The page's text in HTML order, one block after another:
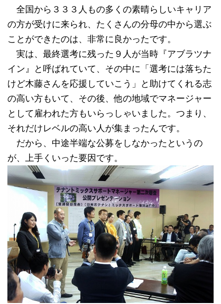
全国から３３３人もの多くの素晴らしいキャリア
の方が受けに来られ、たくさんの分母の中から選ぶ
ことができたのは、非常に良かったです。
実は、最終選考に残った９人が当時『アブラツナ
イン』と呼ばれていて、その中に「選考には落ちた
けど木藤さんを応援していこう」と助けてくれる志
の高い方もいて、その後、他の地域でマネージャー
として雇われた方もいらっしゃいました。つまり、
それだけレベルの高い人が集まったんです。
だから、中途半端な公募をしなかったというの
が、上手くいった要因です。